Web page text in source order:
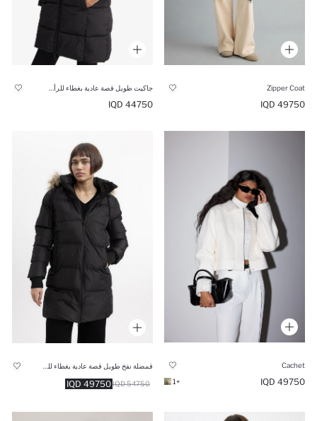
Zipper Coat
49750 IQD
جاكيت طويل قصة عادية بغطاء للرأس مقاوم للماء
44750 IQD
Cachet
49750 IQD
+1
49750 IQD 54750 IQD